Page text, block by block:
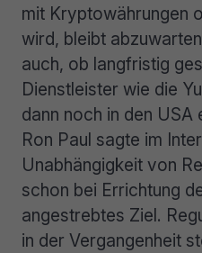
mit Kryptowährungen
wird, bleibt
auch, ob langfristig
Dienstleister wie die
dann noch in den USA
Ron Paul sagte im
Unabhängigkeit von
schon bei Errichtung
angestrebtes Ziel.
in der Vergangenheit